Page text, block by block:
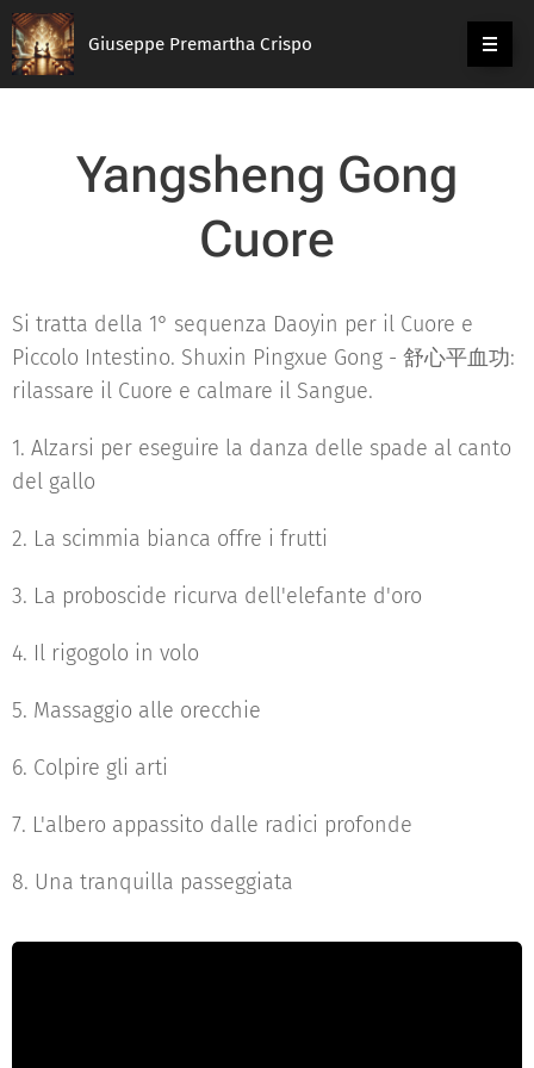
Giuseppe Premartha Crispo
Yangsheng Gong
Cuore
Si tratta della 1° sequenza Daoyin per il Cuore e
Piccolo Intestino. Shuxin Pingxue Gong - 舒心平血功:
rilassare il Cuore e calmare il Sangue.
1. Alzarsi per eseguire la danza delle spade al canto
del gallo
2. La scimmia bianca offre i frutti
3. La proboscide ricurva dell'elefante d'oro
4. Il rigogolo in volo
5. Massaggio alle orecchie
6. Colpire gli arti
7. L'albero appassito dalle radici profonde
8. Una tranquilla passeggiata